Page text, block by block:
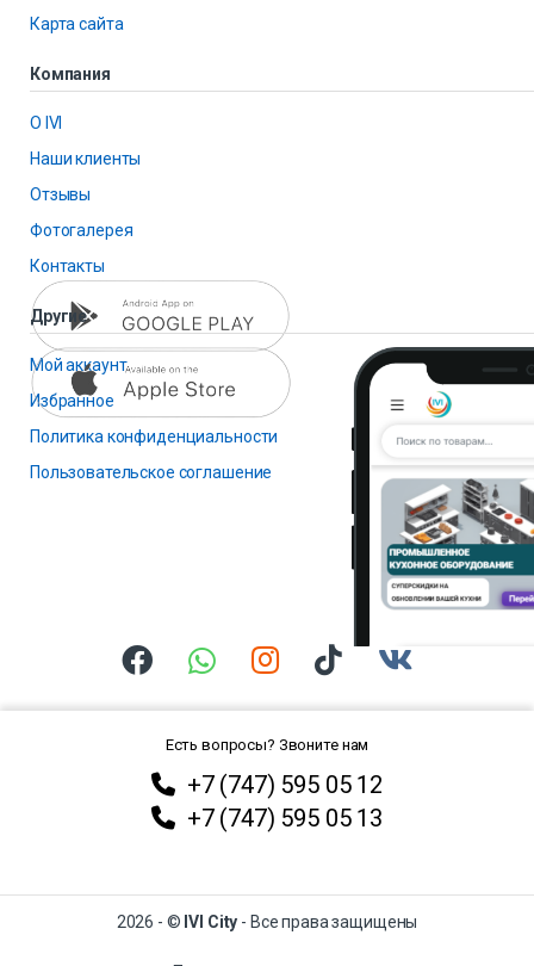
Карта сайта
Компания
О IVI
Наши клиенты
Отзывы
Фотогалерея
Контакты
Другие
Мой аккаунт
Избранное
Политика конфиденциальности
Пользовательское соглашение
Есть вопросы? Звоните нам
+7 (747) 595 05 12
+7 (747) 595 05 13
2026 - © IVI City - Все права защищены